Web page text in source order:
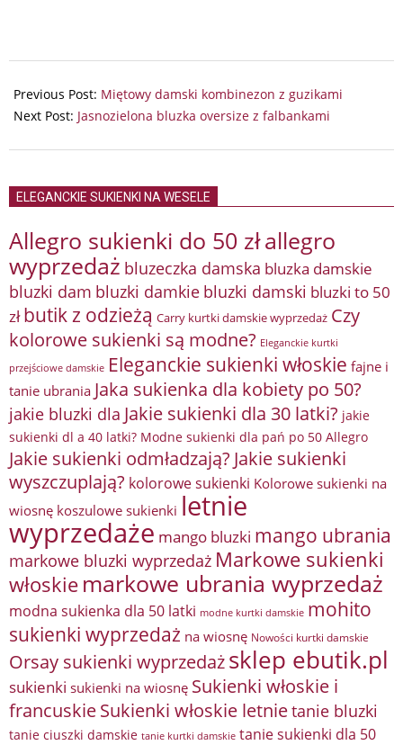
07-
16
Previous Post: Miętowy damski kombinezon z guzikami
Next Post: Jasnozielona bluzka oversize z falbankami
ELEGANCKIE SUKIENKI NA WESELE
Allegro sukienki do 50 złallegro
wyprzedaż bluzeczka damska bluzka damskie
bluzki dam bluzki damkie bluzki damski bluzki to 50
zł butik z odzieżą Carry kurtki damskie wyprzedaż Czy
kolorowe sukienki są modne? Eleganckie kurtki
przejściowe damskie Eleganckie sukienki włoskie fajne i
tanie ubrania Jaka sukienka dla kobiety po 50?
jakie bluzki dla Jakie sukienki dla 30 latki? jakie
sukienki dl a 40 latki? Modne sukienki dla pań po 50 Allegro
Jakie sukienki odmładzają? Jakie sukienki
wyszczuplają? kolorowe sukienki Kolorowe sukienki na
wiosnę koszulowe sukienki letnie
wyprzedaże mango bluzki mango ubrania
markowe bluzki wyprzedaż Markowe sukienki
włoskie markowe ubrania wyprzedaż
modna sukienka dla 50 latki modne kurtki damskie mohito
sukienki wyprzedaż na wiosnę Nowości kurtki damskie
Orsay sukienki wyprzedażsklep ebutik.pl
sukienki sukienki na wiosnę Sukienki włoskie i
francuskieSukienki włoskie letnietanie bluzki
tanie ciuszki damskie tanie kurtki damskie tanie sukienki dla 50